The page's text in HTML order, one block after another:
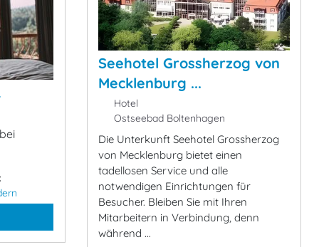
Seehotel Grossherzog von
Mecklenburg ...
Hotel
Ostseebad Boltenhagen
Die Unterkunft Seehotel Grossherzog
von Mecklenburg bietet einen
tadellosen Service und alle
notwendigen Einrichtungen für
Besucher. Bleiben Sie mit Ihren
Mitarbeitern in Verbindung, denn
während ...